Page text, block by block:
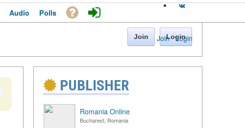
Join · Login
Audio Polls
Join Login
PUBLISHER
Romania Online
Bucharest, Romania